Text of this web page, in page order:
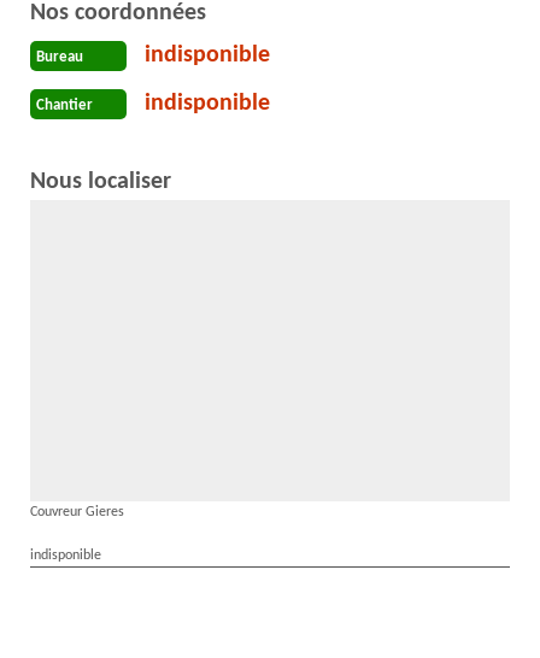
Nos coordonnées
Bureau indisponible
Chantier indisponible
Nous localiser
Couvreur Gieres
indisponible